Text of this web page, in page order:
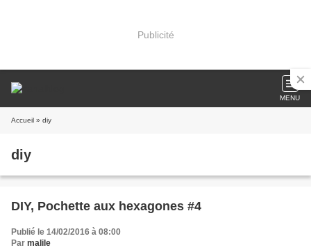
Publicité
MENU
Accueil » diy
diy
DIY, Pochette aux hexagones #4
Publié le 14/02/2016 à 08:00
Par malile